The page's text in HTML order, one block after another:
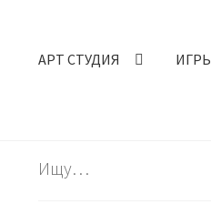
АРТ СТУДИЯ
Ищу…